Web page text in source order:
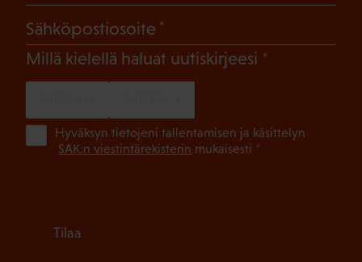
Sähköpostiosoite
Millä kielellä haluat uutiskirjeesi (Pakollinen)
Hyväksyn tietojeni tallentamisen ja käsittelyn
SAK:n viestintärekisterin mukaisesti *
Tilaa